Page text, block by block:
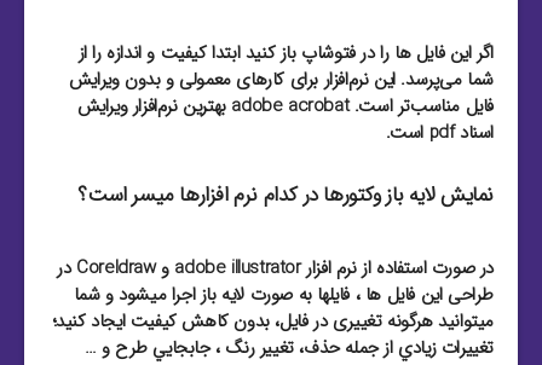
اگر این فایل ها را در فتوشاپ باز کنید ابتدا کیفیت و اندازه را از
شما می‌پرسد. این نرم‌افزار برای کارهای معمولی و بدون ویرایش
فایل مناسب‌تر است. adobe acrobat بهترین نرم‌افزار ویرایش
اسناد pdf است.
نمایش لایه باز وکتورها در کدام نرم افزارها میسر است؟
در صورت استفاده از نرم افزار adobe illustrator و Coreldraw در
طراحی این فایل ها ، فایلها به صورت لایه باز اجرا میشود و شما
میتوانید هرگونه تغییری در فایل، بدون کاهش کیفیت ایجاد کنید؛
تغييرات زيادي از جمله حذف، تغيير رنگ ، جابجايي طرح و …